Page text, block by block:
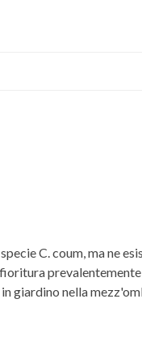
C. coum, ma ne
giardino nella